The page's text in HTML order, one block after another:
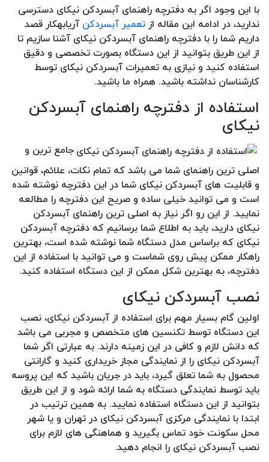
با این وجود اگر به دفترچه راهنمای آبسردکن نیکای دسترسی
ندارید، در ادامه این مقاله ازتعمیر آبسردکن آریابهکار قصد
داریم شما را با دفترچه راهنمای آبسردکن نیکای آشنا سازیم تا
از این طریق بتوانید از این دستگاه بصورت تخصصی و دقیق
استفاده کنید و نیازی به تعمیرات آبسردکن نیکای توسط
کارشناسان نداشته باشید. همراه ما باشید.
استفاده از دفترچه راهنمای آبسردکن
نیکای
جامع ترین و
اصلی ترین راهنمای شما می باشد که تمام نکات، علائم، قوانین
و قابلیت های آبسردکن نیکای شما در این دفترچه نوشته شده
است و می توانید خیلی ساده و صریح این دفترچه را مطالعه
نمایید. از این رو اگر نیاز به اصلی ترین راهنمای آبسردکن
نیکای دارید، باید به اطلاع شما برسانیم که دفترچه آبسردکن
نیکای که براساس مدل دستگاه شما نوشته شده است، بهترین
راهکار ممکن پیش روی شماست و می توانید با استفاده از این
دفترچه، به بهترین شکل ممکن از این دستگاه استفاده کنید.
نصب آبسردکن نیکای
اولین گام بسیار مهم برای استفاده از آبسردکن نیکای، نصب
این دستگاه توسط تکنسین های متخصص و مجربی می باشد
که دانش لازم و کافی در این زمینه دارند. به عبارتی اگر شما
آبسردکن نیکای را از نمایندگی مجاز خریداری کنید و گارانتی
محصول به شما تعلق گیرد، باید در جریان باشید که این پروسه
باید توسط نمایندگی دستگاه به شما ارائه شود و از این طریق
بتوانید از این دستگاه استفاده نمایید. به همین ترتیب در
ابتدا با نمایندگی مرکزی آبسردکن نیکای در تهران و یا شهر
محل سکونت خود تماس بگیرید و هماهنگی های لازم برای
نصب آبسردکن نیکای را انجام دهید.